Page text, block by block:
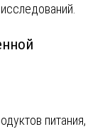
питания,